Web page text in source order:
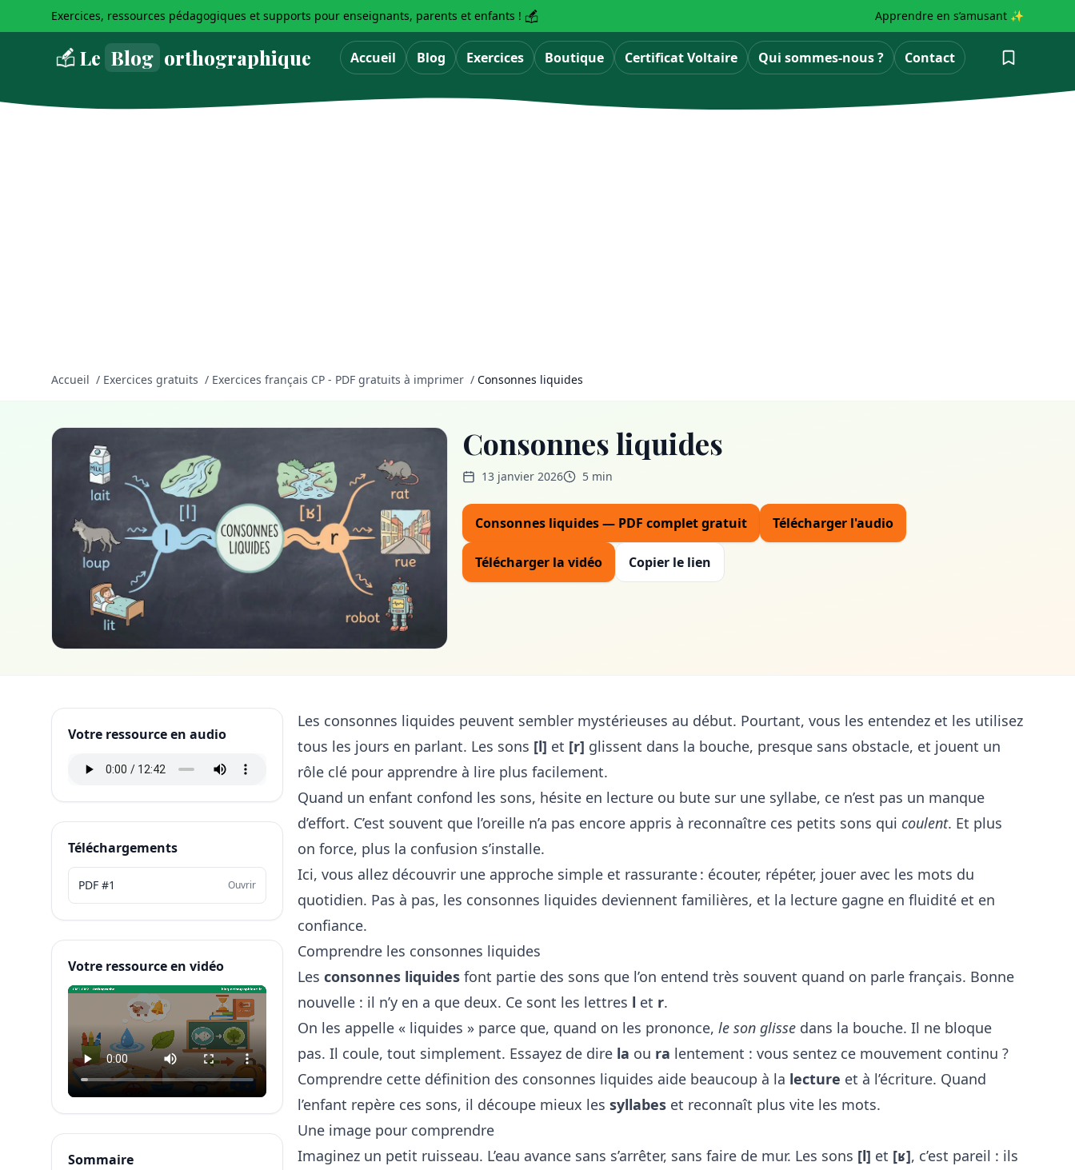
Exercices, ressources pédagogiques et supports pour enseignants, parents et enfants ! Apprendre en s’amusant ✨
Le Blog orthographique Accueil Blog Exercices Boutique Certificat Voltaire Qui sommes-nous ? Contact
Accueil / Exercices gratuits / Exercices français CP - PDF gratuits à imprimer / Consonnes liquides
Consonnes liquides
13 janvier 2026 5 min
Consonnes liquides — PDF complet gratuit Télécharger l'audio
Télécharger la vidéo Copier le lien
Votre ressource en audio
Téléchargements
PDF #1 Ouvrir
Votre ressource en vidéo
Sommaire
Les consonnes liquides peuvent sembler mystérieuses au début. Pourtant, vous les entendez et les utilisez
tous les jours en parlant. Les sons [l] et [r] glissent dans la bouche, presque sans obstacle, et jouent un
rôle clé pour apprendre à lire plus facilement.
Quand un enfant confond les sons, hésite en lecture ou bute sur une syllabe, ce n’est pas un manque
d’effort. C’est souvent que l’oreille n’a pas encore appris à reconnaître ces petits sons qui coulent. Et plus
on force, plus la confusion s’installe.
Ici, vous allez découvrir une approche simple et rassurante : écouter, répéter, jouer avec les mots du
quotidien. Pas à pas, les consonnes liquides deviennent familières, et la lecture gagne en fluidité et en
confiance.
Comprendre les consonnes liquides
Lesconsonnes liquides font partie des sons que l’on entend très souvent quand on parle français. Bonne
nouvelle : il n’y en a que deux. Ce sont les lettres l et r.
On les appelle « liquides » parce que, quand on les prononce,le son glisse dans la bouche. Il ne bloque
pas. Il coule, tout simplement. Essayez de dire la ou ra lentement : vous sentez ce mouvement continu ?
Comprendre cette définition des consonnes liquides aide beaucoup à la lecture et à l’écriture. Quand
l’enfant repère ces sons, il découpe mieux lessyllabes et reconnaît plus vite les mots.
Une image pour comprendre
Imaginez un petit ruisseau. L’eau avance sans s’arrêter, sans faire de mur. Les sons [l] et [ʁ], c’est pareil : ils